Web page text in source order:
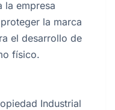
la empresa
la marca
el desarrollo de
físico.
Industrial